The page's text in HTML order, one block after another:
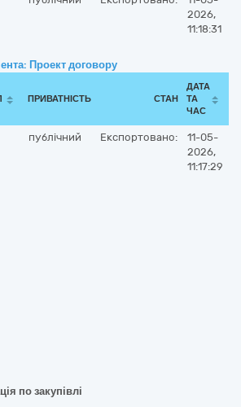
2026,
11:18:31
Проект договору
ПРИВАТНІСТЬ СТАН
ДАТА
ТА
ЧАС
публічний Експортовано:
11-05-
2026,
11:17:29
по закупівлі